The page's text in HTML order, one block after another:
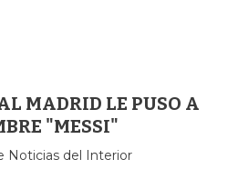
MADRID LE PUSO A
"MESSI"
Noticias del Interior